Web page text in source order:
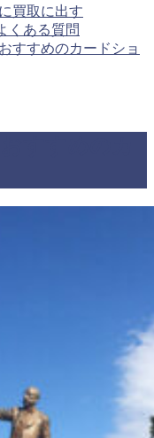
買取に出す
くある質問
すすめのカードショ